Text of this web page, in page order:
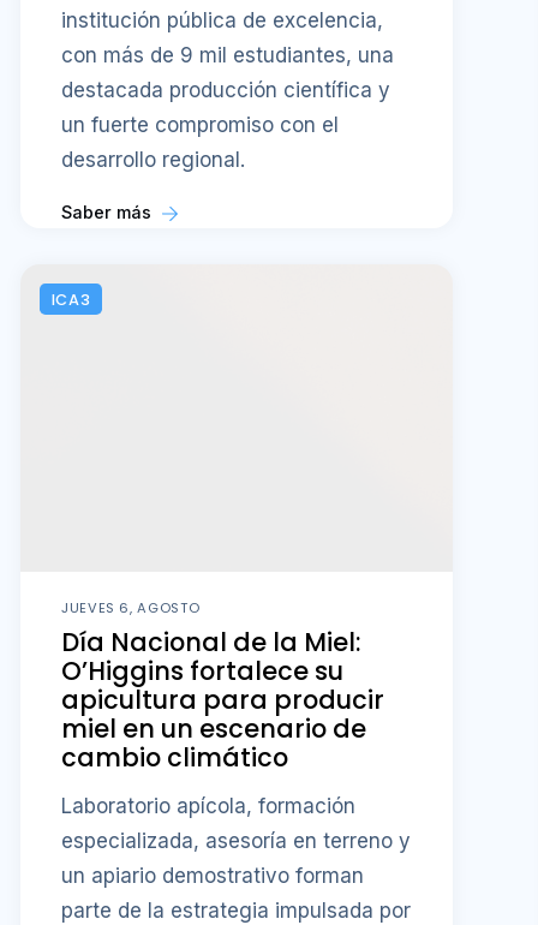
institución pública de excelencia,
con más de 9 mil estudiantes, una
destacada producción científica y
un fuerte compromiso con el
desarrollo regional.
Saber más
ICA3
JUEVES 6, AGOSTO
Día Nacional de la Miel:
O’Higgins fortalece su
apicultura para producir
miel en un escenario de
cambio climático
Laboratorio apícola, formación
especializada, asesoría en terreno y
un apiario demostrativo forman
parte de la estrategia impulsada por